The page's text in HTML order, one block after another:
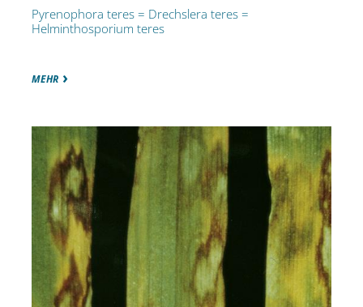
Pyrenophora teres = Drechslera teres =
Helminthosporium teres
MEHR